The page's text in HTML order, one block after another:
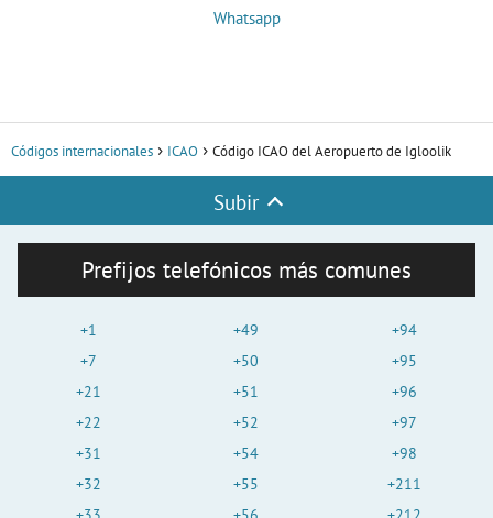
Whatsapp
Códigos internacionales ICAO Código ICAO del Aeropuerto de Igloolik
Subir
Prefijos telefónicos más comunes
+1
+7
+21
+22
+31
+32
+49
+50
+51
+52
+54
+55
+94
+95
+96
+97
+98
+211